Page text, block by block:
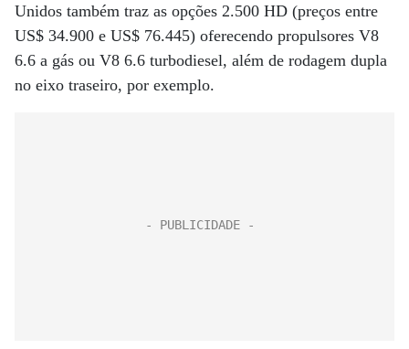
Unidos também traz as opções 2.500 HD (preços entre
US$ 34.900 e US$ 76.445) oferecendo propulsores V8
6.6 a gás ou V8 6.6 turbodiesel, além de rodagem dupla
no eixo traseiro, por exemplo.